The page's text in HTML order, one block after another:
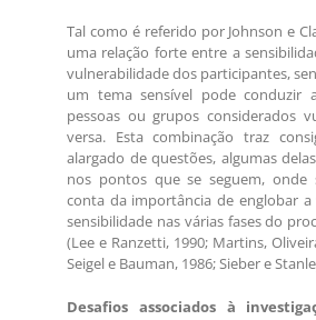
Tal como é referido por Johnson e
uma relação forte entre a
vulnerabilidade dos participantes,
um tema sensível pode conduzir
pessoas ou grupos considerados
versa. Esta combinação traz
alargado de questões, algumas
nos pontos que se seguem, onde
conta da importância de englobar
sensibilidade nas várias fases do
(Lee e Ranzetti, 1990; Martins,
Seigel e Bauman, 1986; Sieber e
Desafios associados à